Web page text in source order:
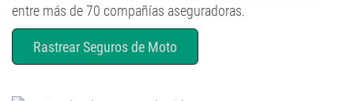
entre más de 70 compañías aseguradoras.
Rastrear Seguros de Moto